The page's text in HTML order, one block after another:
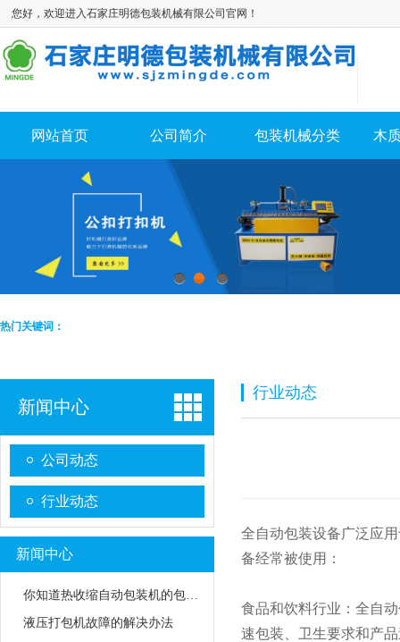
您好，欢迎进入石家庄明德包装机械有限公司官网！
网站首页 公司简介 包装机械分类 木
3
热门关键词：
新闻中心
公司动态
行业动态
新闻中心
液压打包机故障的解决办法
行业动态
全自动包装设备广泛应
备经常被使用：
食品和饮料行业：全自
速包装、卫生要求和产